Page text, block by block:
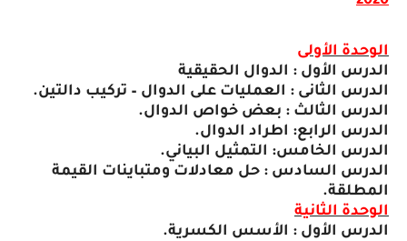
الوحدة الأولى
الدرس الأول : الدوال الحقيقية
الدرس الثانى : العمليات على الدوال – تركيب دالتين.
الدرس الثالث : بعض خواص الدوال.
الدرس الرابع: اطراد الدوال.
الدرس الخامس: التمثيل البياني.
الدرس السادس : حل معادلات ومتباينات القيمة
المطلقة.
الوحدة الثانية
الدرس الأول : الأسس الكسرية.